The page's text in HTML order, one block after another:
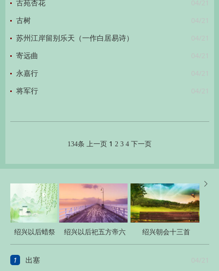
04/21
古苑杏花
04/21
古树
04/21
苏州江岸留别乐天（一作白居易诗）
04/21
寄远曲
04/21
永嘉行
04/21
将军行
134条 上一页 1 2 3 4 下一页

绍兴以后蜡祭
四十二首
绍兴以后祀五方帝六
十首
绍兴朝会十三首
1 04/21
出塞